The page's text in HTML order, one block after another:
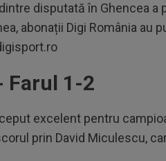
disputată în Ghencea a
abonații Digi România au
Farul 1-2
excelent pentru
prin David Miculescu,